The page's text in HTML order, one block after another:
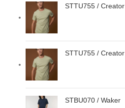
STTU755 / Creator
STTU755 / Creator
STBU070 / Waker